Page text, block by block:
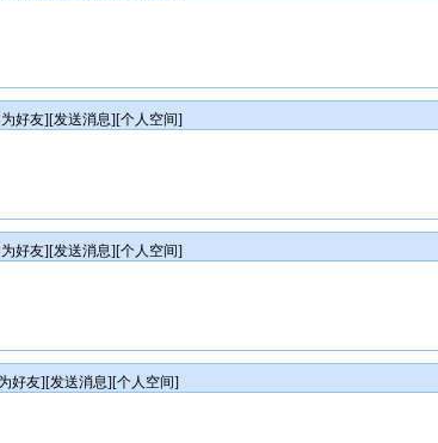
好友][发送消息][个人空间]
好友][发送消息][个人空间]
好友][发送消息][个人空间]